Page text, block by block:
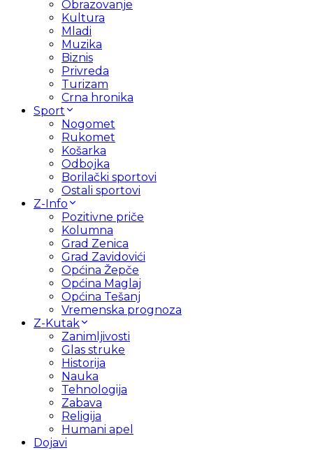
Obrazovanje
Kultura
Mladi
Muzika
Biznis
Privreda
Turizam
Crna hronika
Sport
Nogomet
Rukomet
Košarka
Odbojka
Borilački sportovi
Ostali sportovi
Z-Info
Pozitivne priče
Kolumna
Grad Zenica
Grad Zavidovići
Općina Žepče
Općina Maglaj
Općina Tešanj
Vremenska prognoza
Z-Kutak
Zanimljivosti
Glas struke
Historija
Nauka
Tehnologija
Zabava
Religija
Humani apel
Dojavi